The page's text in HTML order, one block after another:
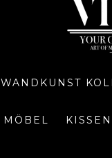
WANDKUNST
MÖBEL KISSEN